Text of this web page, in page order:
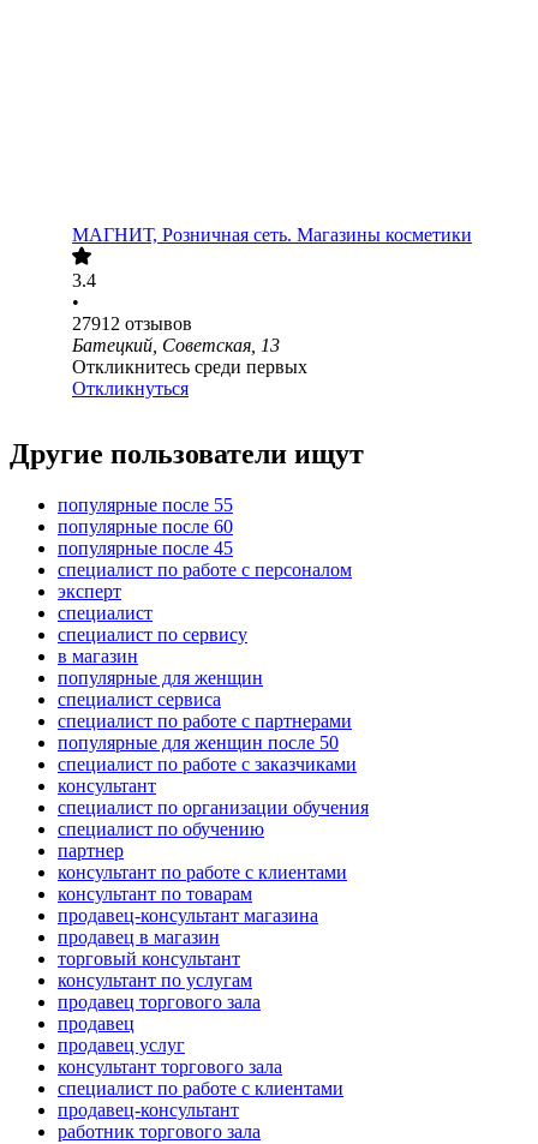
МАГНИТ, Розничная сеть. Магазины косметики
3.4
•
27912 отзывов
Батецкий, Советская, 13
Откликнитесь среди первых
Откликнуться
Другие пользователи ищут
популярные после 55
популярные после 60
популярные после 45
специалист по работе с персоналом
эксперт
специалист
специалист по сервису
в магазин
популярные для женщин
специалист сервиса
специалист по работе с партнерами
популярные для женщин после 50
специалист по работе с заказчиками
консультант
специалист по организации обучения
специалист по обучению
партнер
консультант по работе с клиентами
консультант по товарам
продавец-консультант магазина
продавец в магазин
торговый консультант
консультант по услугам
продавец торгового зала
продавец
продавец услуг
консультант торгового зала
специалист по работе с клиентами
продавец-консультант
работник торгового зала